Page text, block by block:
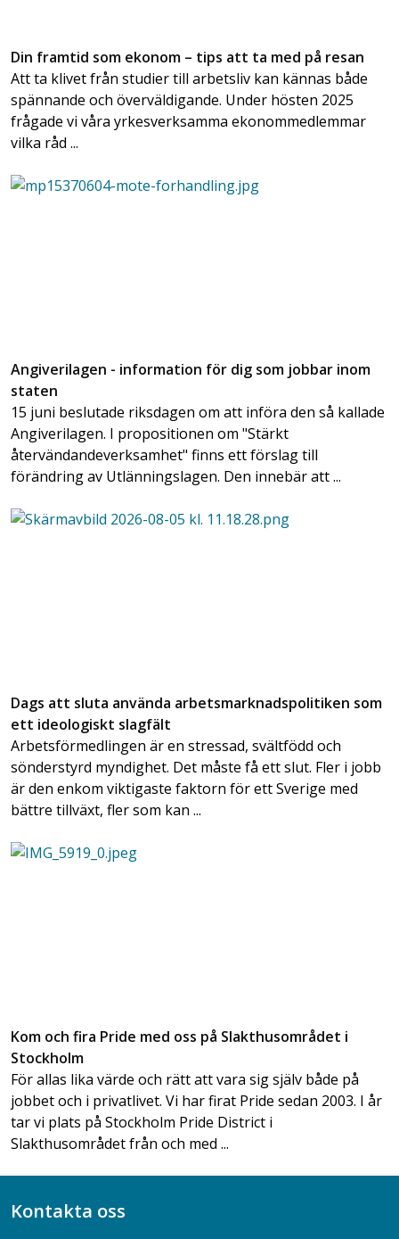
Din framtid som ekonom – tips att ta med på resan
Att ta klivet från studier till arbetsliv kan kännas både
spännande och överväldigande. Under hösten 2025
frågade vi våra yrkesverksamma ekonommedlemmar
vilka råd ...
Angiverilagen - information för dig som jobbar inom
staten
15 juni beslutade riksdagen om att införa den så kallade
Angiverilagen. I propositionen om "Stärkt
återvändandeverksamhet" finns ett förslag till
förändring av Utlänningslagen. Den innebär att ...
Dags att sluta använda arbetsmarknadspolitiken som
ett ideologiskt slagfält
Arbetsförmedlingen är en stressad, svältfödd och
sönderstyrd myndighet. Det måste få ett slut. Fler i jobb
är den enkom viktigaste faktorn för ett Sverige med
bättre tillväxt, fler som kan ...
Kom och fira Pride med oss på Slakthusområdet i
Stockholm
För allas lika värde och rätt att vara sig själv både på
jobbet och i privatlivet. Vi har firat Pride sedan 2003. I år
tar vi plats på Stockholm Pride District i
Slakthusområdet från och med ...
Kontakta oss